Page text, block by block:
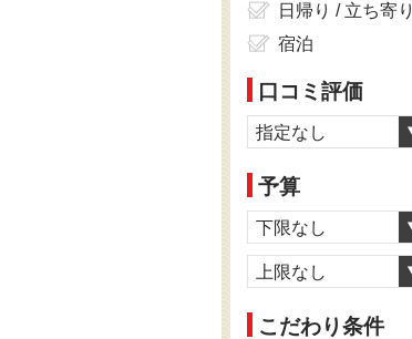
日帰り / 立ち寄り
宿泊
口コミ評価
指定なし
予算
下限なし
上限なし
こだわり条件